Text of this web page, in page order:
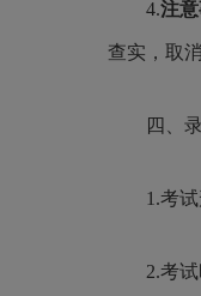
4.注意
查实，取
四、
1.考
2.考